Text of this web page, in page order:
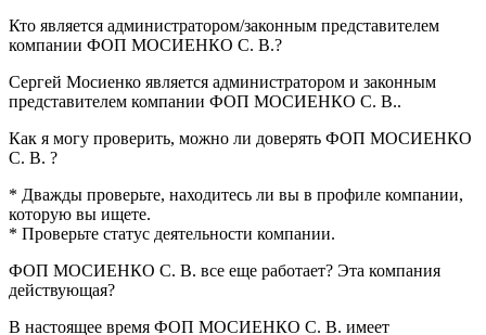
Кто является администратором/законным представителем
компании ФОП МОСИЕНКО С. В.?
Сергей Мосиенко является администратором и законным
представителем компании ФОП МОСИЕНКО С. В..
Как я могу проверить, можно ли доверять ФОП МОСИЕНКО
С. В. ?
* Дважды проверьте, находитесь ли вы в профиле компании,
которую вы ищете.
* Проверьте статус деятельности компании.
ФОП МОСИЕНКО С. В. все еще работает? Эта компания
действующая?
В настоящее время ФОП МОСИЕНКО С. В. имеет